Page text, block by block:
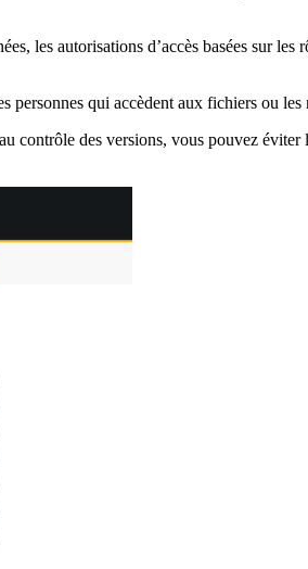
les autorisations d’accès basées sur les
personnes qui accèdent aux fichiers ou
contrôle des versions, vous pouvez éviter